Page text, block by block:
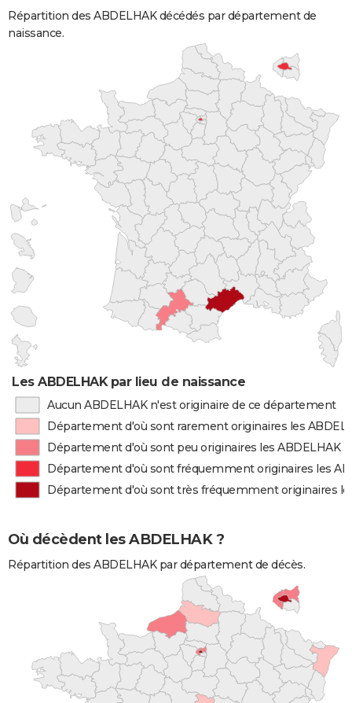
Répartition des ABDELHAK décédés par département de
naissance.
Les ABDELHAK par lieu de naissance
Aucun ABDELHAK n'est originaire de ce département
Département d'où sont rarement originaires les
Département d'où sont peu originaires les ABDELHAK
Département d'où sont fréquemment originaires les
Département d'où sont très fréquemment originaires
Où décèdent les ABDELHAK ?
Répartition des ABDELHAK par département de décès.